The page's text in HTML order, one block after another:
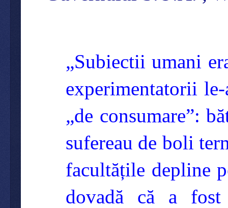
„Subiectii umani
experimentatorii
„de consumare”:
sufereau de boli
facultățile depline
dovadă că a